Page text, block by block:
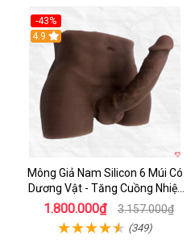
-43%
Hot
4.9
Mông Giả Nam Silicon 6 Múi Có
Dương Vật - Tăng Cuồng Nhiệt
Đêm
1.800.000₫ 3.157.000₫
(349)